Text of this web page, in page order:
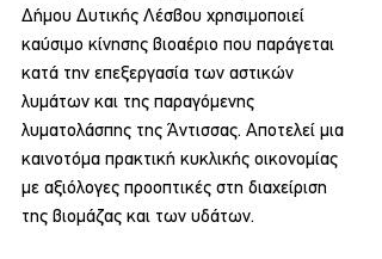
Δήμου Δυτικής Λέσβου χρησιμοποιεί
καύσιμο κίνησης βιοαέριο που παράγεται
κατά την επεξεργασία των αστικών
λυμάτων και της παραγόμενης
λυματολάσπης της Άντισσας. Αποτελεί μια
καινοτόμα πρακτική κυκλικής οικονομίας
με αξιόλογες προοπτικές στη διαχείριση
της βιομάζας και των υδάτων.